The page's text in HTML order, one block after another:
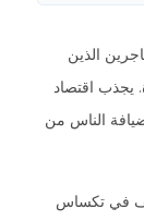
الذين
يجذب اقتصاد
الناس من
الوظائف في تكساس